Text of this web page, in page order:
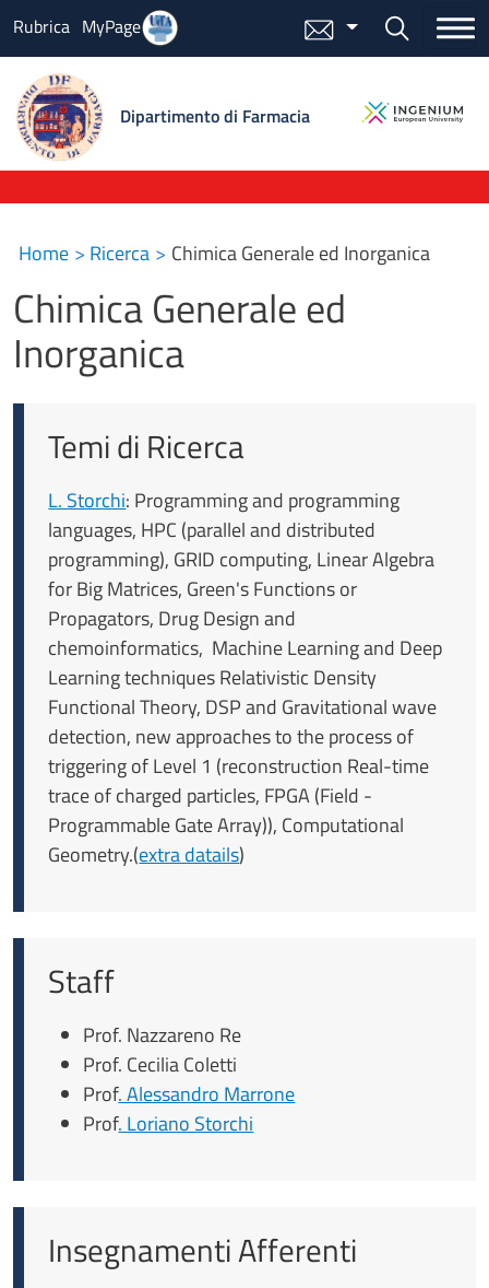
Salta al contenuto principale
Rubrica MyPage Menu mail Bottone
Dipartimento di Farmacia
Home Ricerca Chimica Generale ed Inorganica
Chimica Generale ed
Inorganica
Temi di Ricerca
L. Storchi: Programming and programming
languages, HPC (parallel and distributed
programming), GRID computing, Linear Algebra
for Big Matrices, Green's Functions or
Propagators, Drug Design and
chemoinformatics, Machine Learning and Deep
Learning techniques Relativistic Density
Functional Theory, DSP and Gravitational wave
detection, new approaches to the process of
triggering of Level 1 (reconstruction Real-time
trace of charged particles, FPGA (Field -
Programmable Gate Array)), Computational
Geometry.(extra datails)
Staff
Prof. Nazzareno Re
Prof. Cecilia Coletti
Prof. Alessandro Marrone
Prof. Loriano Storchi
Insegnamenti Afferenti